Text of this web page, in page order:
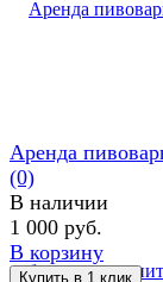
избранное
Аренда
(0)
В наличии
1 000 руб.
В корзину